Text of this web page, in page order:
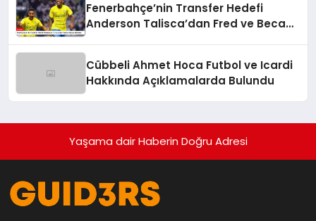
Fenerbahçe’nin Transfer Hedefi
Anderson Talisca’dan Fred ve Becao
Cübbeli Ahmet Hoca Futbol ve Icardi
Hakkında Açıklamalarda Bulundu
Yaşama dair Haberin Doğru Adresi